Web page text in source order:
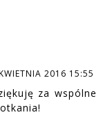
2016 15:55
za wspólne